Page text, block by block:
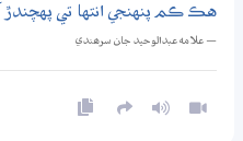
هڪ ڪم پنهنجي انتها تي پهچندڙ
— علامه عبدالوحيد جان سرھندي